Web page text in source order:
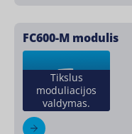
FC600-M modulis
Tikslus
moduliacijos
valdymas.